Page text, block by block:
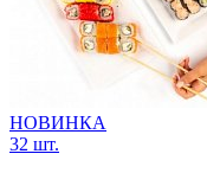
НОВИНКА
32 шт.